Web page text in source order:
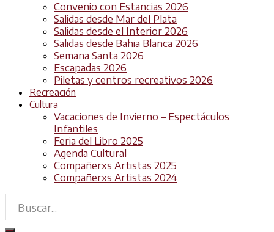
Convenio con Estancias 2026
Salidas desde Mar del Plata
Salidas desde el Interior 2026
Salidas desde Bahia Blanca 2026
Semana Santa 2026
Escapadas 2026
Piletas y centros recreativos 2026
Recreación
Cultura
Vacaciones de Invierno – Espectáculos
Infantiles
Feria del Libro 2025
Agenda Cultural
Compañerxs Artistas 2025
Compañerxs Artistas 2024